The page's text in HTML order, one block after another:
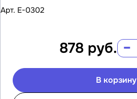
Арт. E-0302
878 руб. −
В корзину